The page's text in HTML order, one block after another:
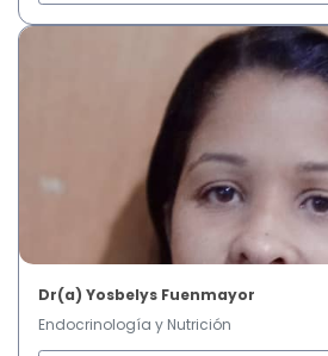
Dr(a) Yosbelys Fuenmayor
Endocrinología y Nutrición